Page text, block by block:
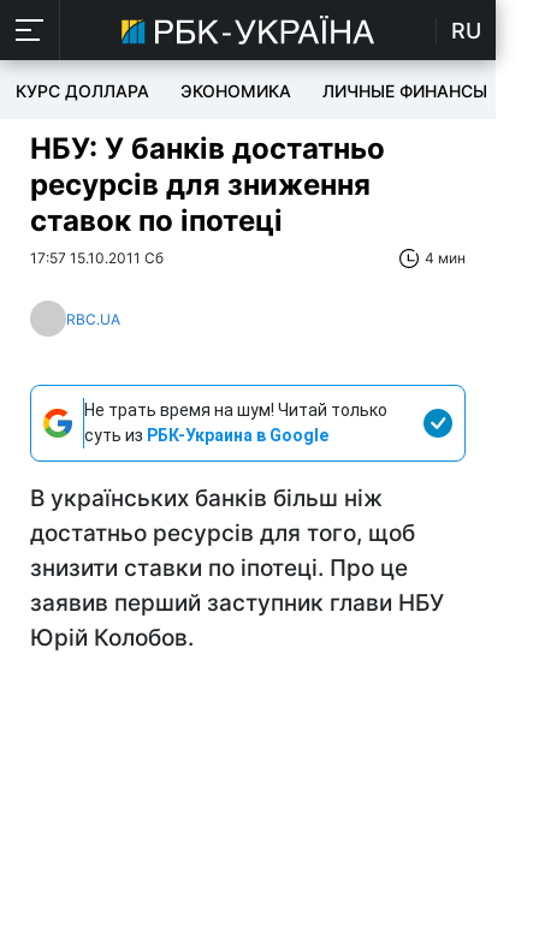
RU
КУРС ДОЛЛАРА ЭКОНОМИКА ЛИЧНЫЕ ФИНАНСЫ
НБУ: У банків достатньо
ресурсів для зниження
ставок по іпотеці
17:57 15.10.2011 Сб 4 мин
RBC.UA
Не трать время на шум! Читай только
суть из РБК-Украина в Google
В українських банків більш ніж
достатньо ресурсів для того, щоб
знизити ставки по іпотеці. Про це
заявив перший заступник глави НБУ
Юрій Колобов.